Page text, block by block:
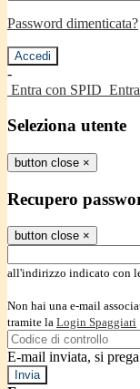
Password dimenticata?
-
Entra con SPID
Seleziona utente
button close ×
Recupero
button close ×
all'indirizzo indicato con
Non hai una e-mail
tramite la Login Spaggiari
E-mail inviata, si